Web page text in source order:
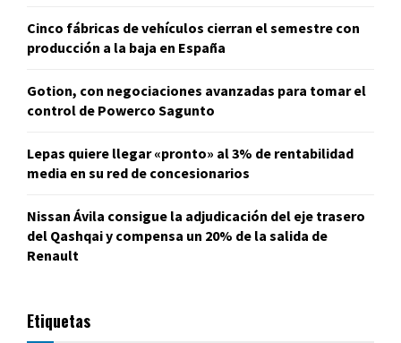
Cinco fábricas de vehículos cierran el semestre con
producción a la baja en España
Gotion, con negociaciones avanzadas para tomar el
control de Powerco Sagunto
Lepas quiere llegar «pronto» al 3% de rentabilidad
media en su red de concesionarios
Nissan Ávila consigue la adjudicación del eje trasero
del Qashqai y compensa un 20% de la salida de
Renault
Etiquetas